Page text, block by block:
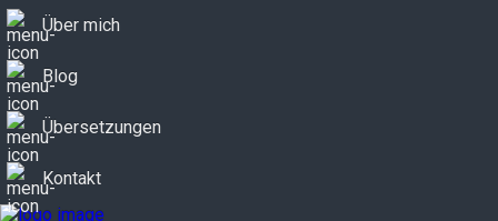
Über mich
Blog
Übersetzungen
Kontakt